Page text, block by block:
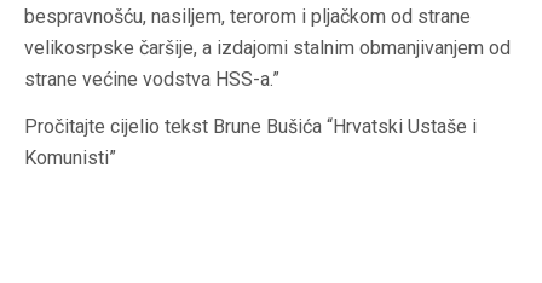
bespravnošću, nasiljem, terorom i pljačkom od strane
velikosrpske čaršije, a izdajomi stalnim obmanjivanjem od
strane većine vodstva HSS-a.”
Pročitajte cijelio tekst Brune Bušića “Hrvatski Ustaše i
Komunisti”